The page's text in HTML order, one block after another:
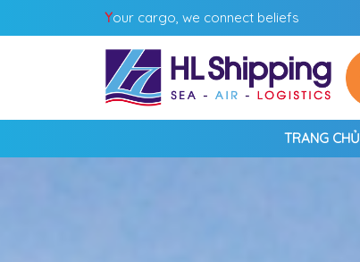
Your cargo, we connect beliefs
TRANG CHỦ